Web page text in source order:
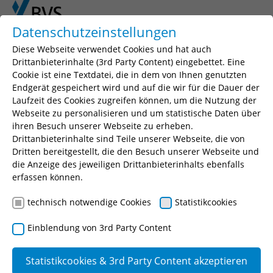
Skip to main content
Skip to page footer
Seminarsuche
Geben Sie einen Suchbegriff, Ihr gewünschtes
Seminar oder eine Seminarnummer ein.
Suchen
Finanzen und Abgaben
Abgaben (14)
Besteuerung
Datenschutzeinstellungen
Diese Webseite verwendet Cookies und hat auch
Drittanbieterinhalte (3rd Party Content) eingebettet. Eine
Cookie ist eine Textdatei, die in dem von Ihnen genutzten
Endgerät gespeichert wird und auf die wir für die Dauer der
Laufzeit des Cookies zugreifen können, um die Nutzung der
Webseite zu personalisieren und um statistische Daten über
ihren Besuch unserer Webseite zu erheben.
Drittanbieterinhalte sind Teile unserer Webseite, die von
Dritten bereitgestellt, die den Besuch unserer Webseite und
die Anzeige des jeweiligen Drittanbieterinhalts ebenfalls
erfassen können.
technisch notwendige Cookies Statistikcookies
Einblendung von 3rd Party Content
Statistikcookies & 3rd Party Content akzeptieren